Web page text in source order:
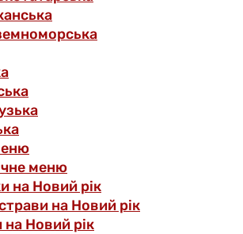
меню
на Новий рік
на Новий рік
на Новий рік